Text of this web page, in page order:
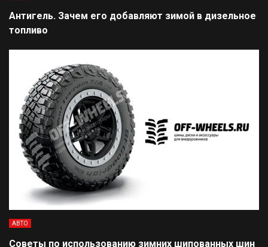
Антигель. Зачем его добавляют зимой в дизельное
топливо
АВТО
Советы по использованию зимних шипованных шин